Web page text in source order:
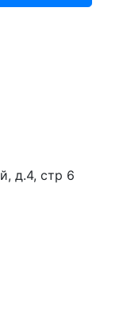
д.4, стр 6